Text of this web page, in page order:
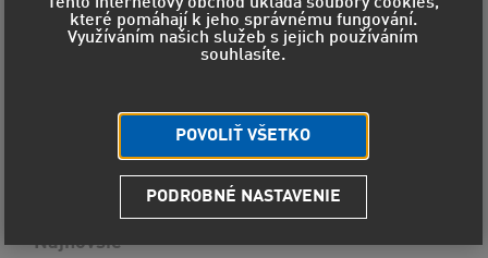
Zobraziť vybrané
Predvolené radenie
Od najlacnejšieho
Od najdrahšieho
Najnovšie
2produkty
které pomáhají k jeho správnému fungování.
Využíváním našich služeb s jejich používáním
souhlasíte.
POVOLIŤ VŠETKO
PODROBNÉ NASTAVENIE